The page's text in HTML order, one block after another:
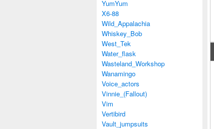
YumYum
X6-88
Wild_Appalachia
Whiskey_Bob
West_Tek
Water_flask
Wasteland_Workshop
Wanamingo
Voice_actors
Vinnie_(Fallout)
Vim
Vertibird
Vault_jumpsuits